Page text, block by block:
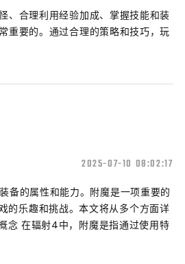
、合理利用经验加成、掌握技能和装
重要的。通过合理的策略和技巧，玩
2025-07-10 08:02:17
备的属性和能力。附魔是一项重要的
的乐趣和挑战。本文将从多个方面详
念 在辐射4中，附魔是指通过使用特